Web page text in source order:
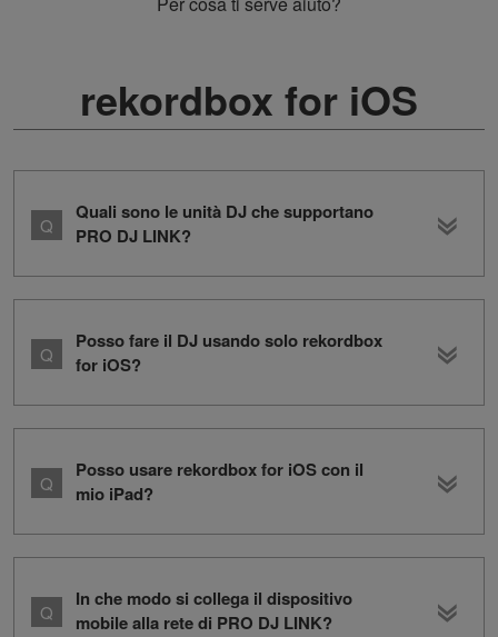
rekordbox for iOS
Quali sono le unità DJ che supportano
PRO DJ LINK?
Posso fare il DJ usando solo rekordbox
for iOS?
Posso usare rekordbox for iOS con il
mio iPad?
In che modo si collega il dispositivo
mobile alla rete di PRO DJ LINK?